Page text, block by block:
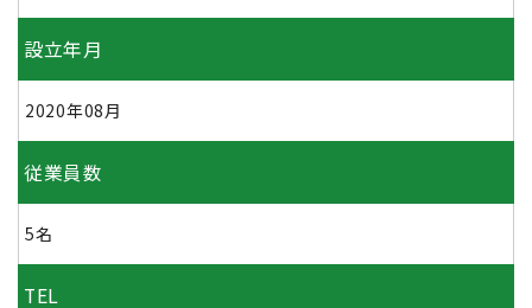
設立年月
2020年08月
従業員数
5名
TEL